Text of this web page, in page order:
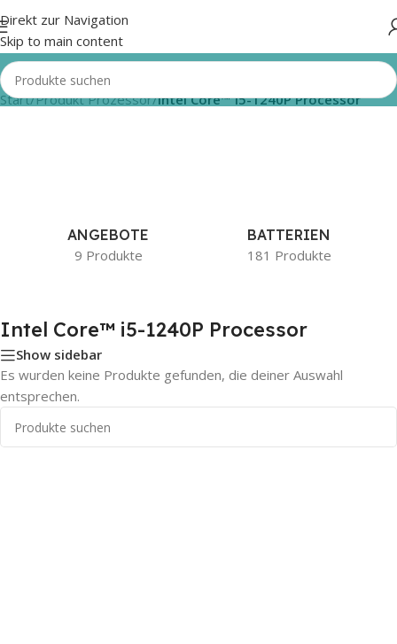
Direkt zur Navigation
Skip to main content
Start/Produkt Prozessor/Intel Core™ i5-1240P Processor
ANGEBOTE
9 Produkte
BATTERIEN
181 Produkte
Intel Core™ i5-1240P Processor
Show sidebar
Es wurden keine Produkte gefunden, die deiner Auswahl
entsprechen.